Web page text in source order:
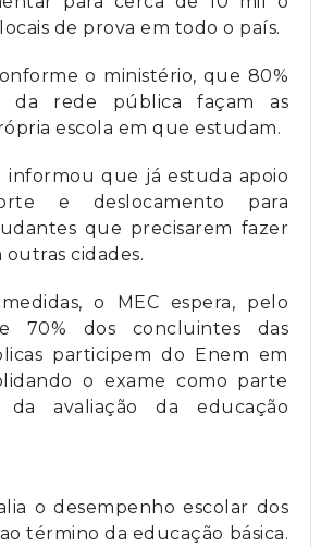
de prova em todo o país.
o ministério, que 80%
da rede pública façam as
escola em que estudam.
informou que já estuda apoio
e deslocamento para
que precisarem fazer
outras cidades.
o MEC espera, pelo
70% dos concluintes das
participem do Enem em
o exame como parte
da avaliação da educação
o desempenho escolar dos
término da educação básica.